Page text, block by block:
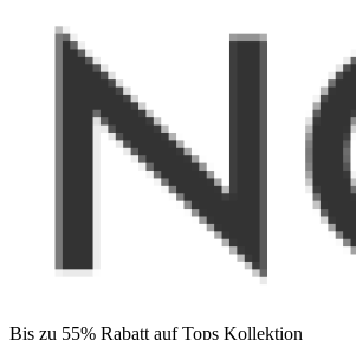
Bis zu 55% Rabatt auf Tops Kollektion